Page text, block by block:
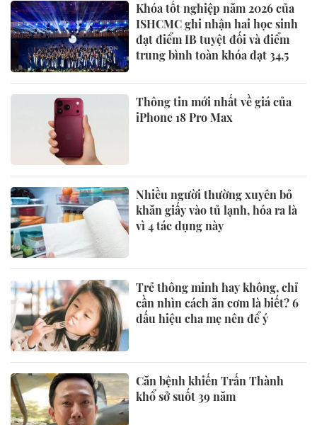
Khóa tốt nghiệp năm 2026 của
ISHCMC ghi nhận hai học sinh
đạt điểm IB tuyệt đối và điểm
trung bình toàn khóa đạt 34,5
Thông tin mới nhất về giá của
iPhone 18 Pro Max
Nhiều người thường xuyên bỏ
khăn giấy vào tủ lạnh, hóa ra là
vì 4 tác dụng này
Trẻ thông minh hay không, chỉ
cần nhìn cách ăn cơm là biết? 6
dấu hiệu cha mẹ nên để ý
Căn bệnh khiến Trấn Thành
khổ sở suốt 39 năm